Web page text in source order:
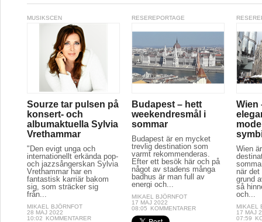
MUSIKSCEN
Sourze tar pulsen på
konsert- och
albumaktuella Sylvia
Vrethammar
"Den evigt unga och
internationellt erkända pop-
och jazzsångerskan Sylvia
Vrethammar har en
fantastisk karriär bakom
sig, som sträcker sig
från...
MIKAEL BJÖRNFOT
28 MAJ 2022
10:02
KOMMENTARER
RESEREPORTAGE
Budapest – hett
weekendresmål i
sommar
Budapest är en mycket
trevlig destination som
varmt rekommenderas.
Efter ett besök här och på
något av stadens många
badhus är man full av
energi och...
MIKAEL BJÖRNFOT
17 MAJ 2022
08:05
KOMMENTARER
Wien
Wien
när det
grund
så
och...
MIKAEL
17 MAJ
07:59